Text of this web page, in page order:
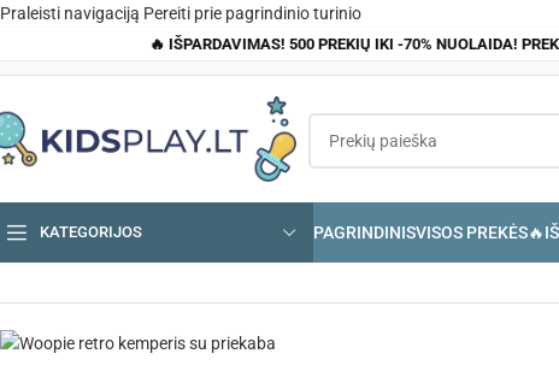
Praleisti navigaciją Pereiti prie pagrindinio turinio
🔥 IŠPARDAVIMAS! 500 PREKIŲ IKI -70% NUOLAIDA!
KATEGORIJOS PAGRINDINISVISOS PREKĖS